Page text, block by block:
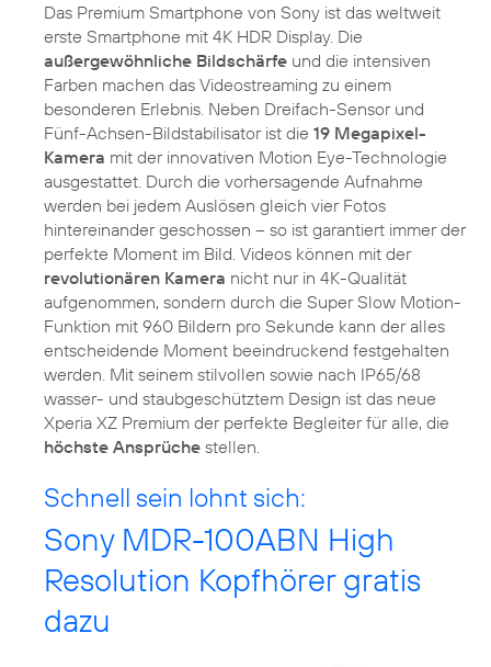
Das Premium Smartphone von Sony ist das weltweit
erste Smartphone mit 4K HDR Display. Die
außergewöhnliche Bildschärfe und die intensiven
Farben machen das Videostreaming zu einem
besonderen Erlebnis. Neben Dreifach-Sensor und
Fünf-Achsen-Bildstabilisator ist die 19 Megapixel-
Kamera mit der innovativen Motion Eye-Technologie
ausgestattet. Durch die vorhersagende Aufnahme
werden bei jedem Auslösen gleich vier Fotos
hintereinander geschossen – so ist garantiert immer der
perfekte Moment im Bild. Videos können mit der
revolutionären Kamera nicht nur in 4K-Qualität
aufgenommen, sondern durch die Super Slow Motion-
Funktion mit 960 Bildern pro Sekunde kann der alles
entscheidende Moment beeindruckend festgehalten
werden. Mit seinem stilvollen sowie nach IP65/68
wasser- und staubgeschütztem Design ist das neue
Xperia XZ Premium der perfekte Begleiter für alle, die
höchste Ansprüche stellen.
Schnell sein lohnt sich:
Sony MDR-100ABN High
Resolution Kopfhörer gratis
dazu